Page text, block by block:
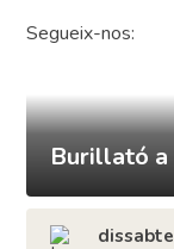
Segueix-nos:
Burillató